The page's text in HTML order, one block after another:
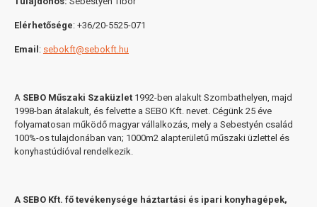
Elérhetősége: +36/20-5525-071
Email : sebokft@sebokft.hu
A SEBO Műszaki Szaküzlet 1992-ben alakult Szombathelyen, majd
1998-ban átalakult, és felvette a SEBO Kft. nevet. Cégünk 25 éve
folyamatosan működő magyar vállalkozás, mely a Sebestyén család
100%-os tulajdonában van; 1000m2 alapterületű műszaki üzlettel és
konyhastúdióval rendelkezik.
A SEBO Kft. fő tevékenysége háztartási és ipari konyhagépek,